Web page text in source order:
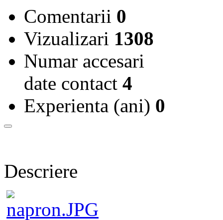
Comentarii 0
Vizualizari 1308
Numar accesari
date contact 4
Experienta (ani) 0
Descriere